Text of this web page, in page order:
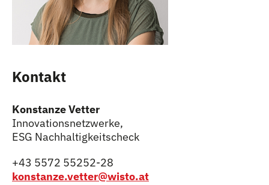
Kontakt
Konstanze Vetter
Innovationsnetzwerke,
ESG Nachhaltigkeitscheck
+43 5572 55252-28
konstanze.vetter@wisto.at